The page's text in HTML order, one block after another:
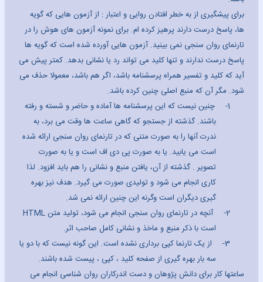
برای پیشگیری از به خطر افتادن روایی و اعتبار : از آزمون هایی که گویه
ها، پاسخ درست دارند پرهیز کرده ام. برای نمونه آزمون های هوش را در
تارنمای روان سنجی نمی بینید. آزمون هایی آورده شده است که گویه ها
پاسخ درست ندارند و تنها کلید می تواند رد یا نشانی بدهد. کمتر پیش می
آید که کلید و تفسیر همراه پرسشنامه باشد، اگر هم باشد، معمولا حذف می
شود. مگر آن که منبع اصلی چنین کرده باشد.
1-
چنین نیست که این پرسشنامه ها آماده و حاضر و شسته و رفته
باشند. گذشته از جستجو که گاهی ساعت ها وقت می برد، به
ندرت آنها را به صورت متنی که در تارنمای روان سنجی ارائه شده
است می یابید. یا به صورت پی دی اف است و یا به صورت
تصویر . گذشته از آن، یافتن منبع و نشانی را هم باید افزود. لذا
کاری انجام می شود و تولیدی صورت می گیرد. هدف نیز بهره
گیری دیگران است وگرنه این چنین ارائه نمی شد.
2-
آنچه در تارنمای روان سنجی انجام می شود، تولید متن HTML
است با ذکر منبع و ماخذ و نشانی کامل صاحب اثر.
3-
از یک تارنما کپی برداری نشده است. این گونه نیست که با دو یا
سه بار بهره گیری از صفحه کلید ، کپی ، پیست شده باشند.
ساعتها کار برای دانش پژوهان و دست اندرکاران روان شناسی انجام می